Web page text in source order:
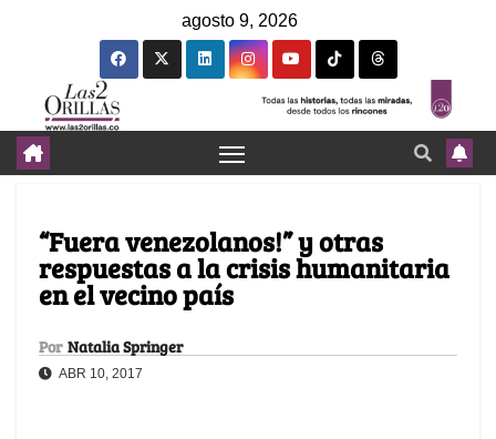
agosto 9, 2026
“Fuera venezolanos!” y otras
respuestas a la crisis humanitaria
en el vecino país
Por Natalia Springer
ABR 10, 2017